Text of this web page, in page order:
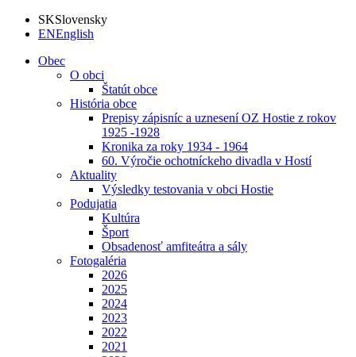
SKSlovensky
ENEnglish
Obec
O obci
Štatút obce
História obce
Prepisy zápisníc a uznesení OZ Hostie z rokov
1925 -1928
Kronika za roky 1934 - 1964
60. Výročie ochotníckeho divadla v Hostí
Aktuality
Výsledky testovania v obci Hostie
Podujatia
Kultúra
Šport
Obsadenosť amfiteátra a sály
Fotogaléria
2026
2025
2024
2023
2022
2021